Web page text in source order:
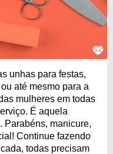
unhas para festas,
até mesmo para a
mulheres em todas
É aquela
Parabéns, manicure,
Continue fazendo
todas precisam